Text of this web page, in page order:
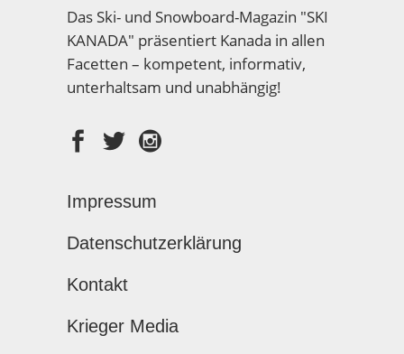
Das Ski- und Snowboard-Magazin "SKI
KANADA" präsentiert Kanada in allen
Facetten – kompetent, informativ,
unterhaltsam und unabhängig!
Impressum
Datenschutzerklärung
Kontakt
Krieger Media